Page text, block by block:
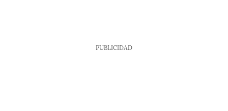
PUBLICIDAD